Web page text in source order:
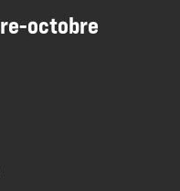
octobre